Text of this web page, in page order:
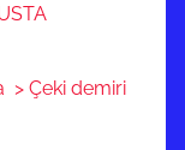
> Çeki demiri